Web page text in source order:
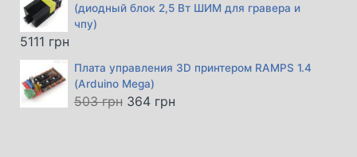
(диодный блок 2,5 Вт ШИМ для гравера и
чпу)
5111 грн
Плата управления 3D принтером RAMPS 1.4
(Arduino Mega)
503грн Первоначальная
364 грнТекущая